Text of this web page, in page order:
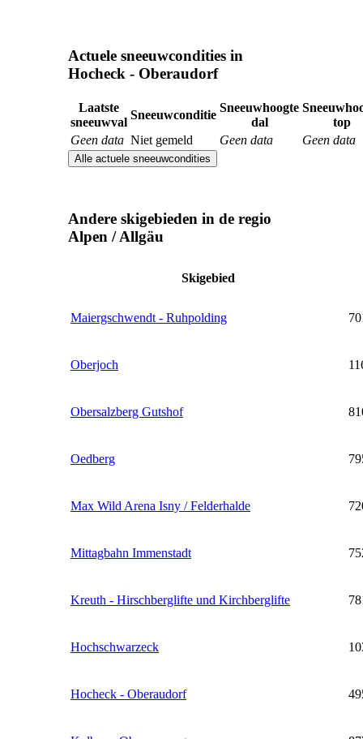
Actuele sneeuwcondities in
Hocheck - Oberaudorf
Laatste
sneeuwval
Sneeuwconditie
Sneeuwhoogte
dal
top
Geen data Niet gemeld Geen data Geen data
Alle actuele sneeuwcondities
Andere skigebieden in de regio
Alpen / Allgäu
Skigebied
Maiergschwendt - Ruhpolding
Oberjoch
Obersalzberg Gutshof
Oedberg
Max Wild Arena Isny / Felderhalde
Mittagbahn Immenstadt
Kreuth - Hirschberglifte und Kirchberglifte
Hochschwarzeck
Hocheck - Oberaudorf